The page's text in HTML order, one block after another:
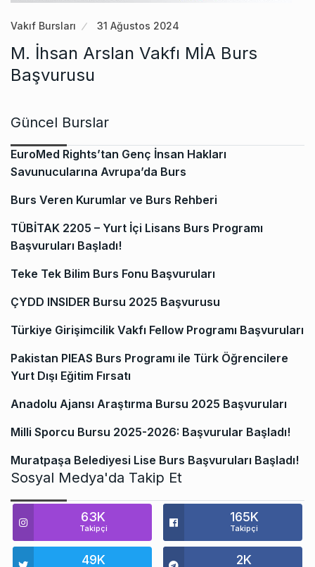
Vakıf Bursları 31 Ağustos 2024
M. İhsan Arslan Vakfı MİA Burs
Başvurusu
Güncel Burslar
EuroMed Rights’tan Genç İnsan Hakları
Savunucularına Avrupa’da Burs
Burs Veren Kurumlar ve Burs Rehberi
TÜBİTAK 2205 – Yurt İçi Lisans Burs Programı
Başvuruları Başladı!
Teke Tek Bilim Burs Fonu Başvuruları
ÇYDD INSIDER Bursu 2025 Başvurusu
Türkiye Girişimcilik Vakfı Fellow Programı Başvuruları
Pakistan PIEAS Burs Programı ile Türk Öğrencilere
Yurt Dışı Eğitim Fırsatı
Anadolu Ajansı Araştırma Bursu 2025 Başvuruları
Milli Sporcu Bursu 2025-2026: Başvurular Başladı!
Muratpaşa Belediyesi Lise Burs Başvuruları Başladı!
Sosyal Medya'da Takip Et
63K
Takipçi
165K
Takipçi
49K 2K